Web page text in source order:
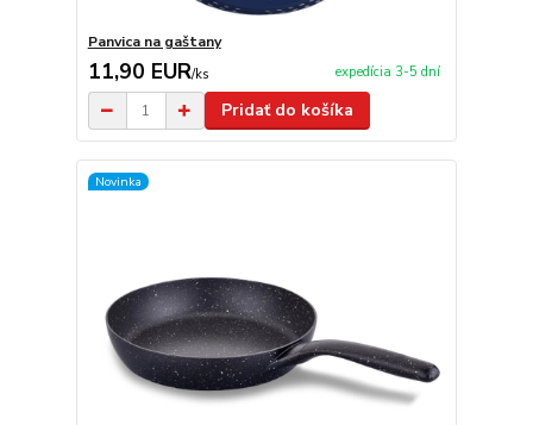
Panvica na gaštany
11,90 EUR/ks expedícia 3-5 dní
Pridať do košíka
Novinka